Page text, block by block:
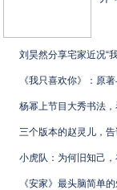
刘昊然分享宅家近况“
《我只喜欢你》：原
杨幂上节目大秀书法
三个版本的赵灵儿，
小虎队：为何旧知己
《安家》最头脑简单